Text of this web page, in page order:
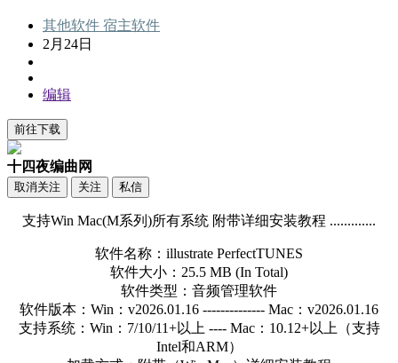
其他软件 宿主软件
2月24日
编辑
前往下载
十四夜编曲网
取消关注 关注 私信
支持Win Mac(M系列)所有系统 附带详细安装教程 .............
软件名称：illustrate PerfectTUNES
软件大小：25.5 MB (In Total)
软件类型：音频管理软件
软件版本：Win：v2026.01.16 -------------- Mac：v2026.01.16
支持系统：Win：7/10/11+以上 ---- Mac：10.12+以上（支持
Intel和ARM）